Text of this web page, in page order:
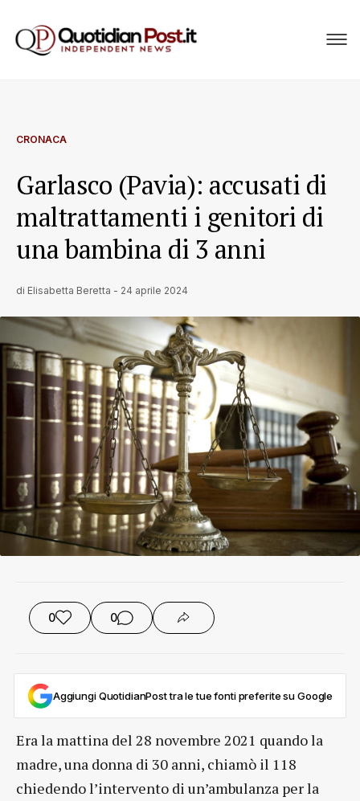
CRONACA
Garlasco (Pavia): accusati di
maltrattamenti i genitori di
una bambina di 3 anni
di Elisabetta Beretta - 24 aprile 2024
0 0
Aggiungi QuotidianPost tra le tue fonti preferite su Google
Era la mattina del 28 novembre 2021 quando la
madre, una donna di 30 anni, chiamò il 118
chiedendo l’intervento di un’ambulanza per la